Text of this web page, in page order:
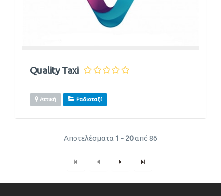
Quality Taxi
Αττική Ραδιοταξί
Αποτελέσματα 1 - 20από 86